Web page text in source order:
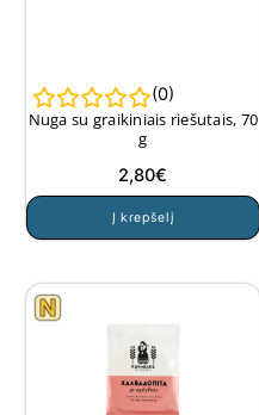
(0)
Nuga su graikiniais riešutais, 70
g
2,80€
Į krepšelį